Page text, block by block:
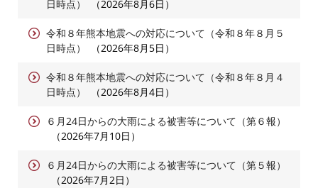
日時点）
2026年8月6日
令和８年熊本地震への対応について（令和８年８月５
日時点）
2026年8月5日
令和８年熊本地震への対応について（令和８年８月４
日時点）
2026年8月4日
６月24日からの大雨による被害等について（第６報）
2026年7月10日
６月24日からの大雨による被害等について（第５報）
2026年7月2日